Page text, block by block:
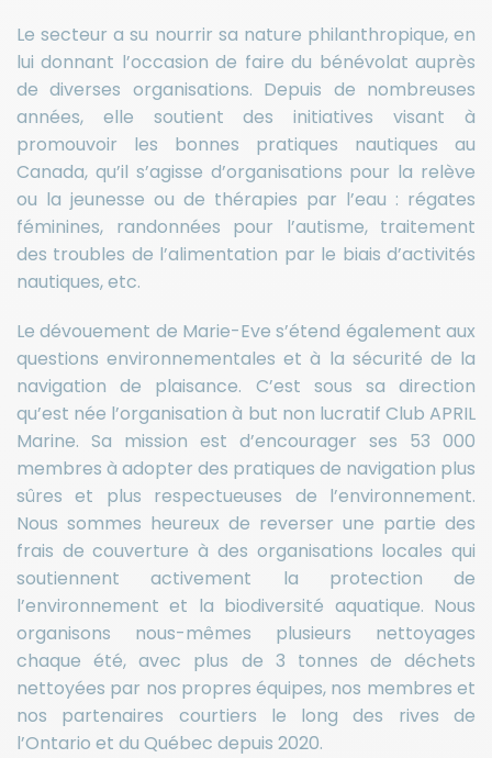
Le secteur a su nourrir sa nature philanthropique, en
lui donnant l’occasion de faire du bénévolat auprès
de diverses organisations. Depuis de nombreuses
années, elle soutient des initiatives visant à
promouvoir les bonnes pratiques nautiques au
Canada, qu’il s’agisse d’organisations pour la relève
ou la jeunesse ou de thérapies par l’eau : régates
féminines, randonnées pour l’autisme, traitement
des troubles de l’alimentation par le biais d’activités
nautiques, etc.
Le dévouement de Marie-Eve s’étend également aux
questions environnementales et à la sécurité de la
navigation de plaisance. C’est sous sa direction
qu’est née l’organisation à but non lucratif Club APRIL
Marine. Sa mission est d’encourager ses 53 000
membres à adopter des pratiques de navigation plus
sûres et plus respectueuses de l’environnement.
Nous sommes heureux de reverser une partie des
frais de couverture à des organisations locales qui
soutiennent activement la protection de
l’environnement et la biodiversité aquatique. Nous
organisons nous-mêmes plusieurs nettoyages
chaque été, avec plus de 3 tonnes de déchets
nettoyées par nos propres équipes, nos membres et
nos partenaires courtiers le long des rives de
l’Ontario et du Québec depuis 2020.